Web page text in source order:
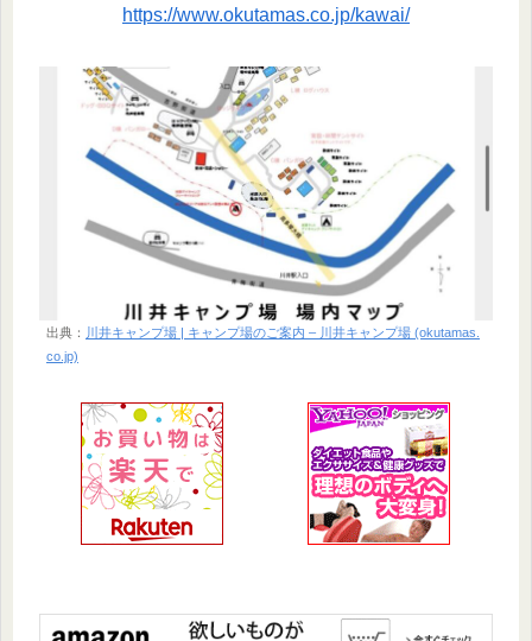
https://www.okutamas.co.jp/kawai/
出典： 川井キャンプ場 | キャンプ場のご案内 – 川井キャンプ場 (okutamas.
co.jp)